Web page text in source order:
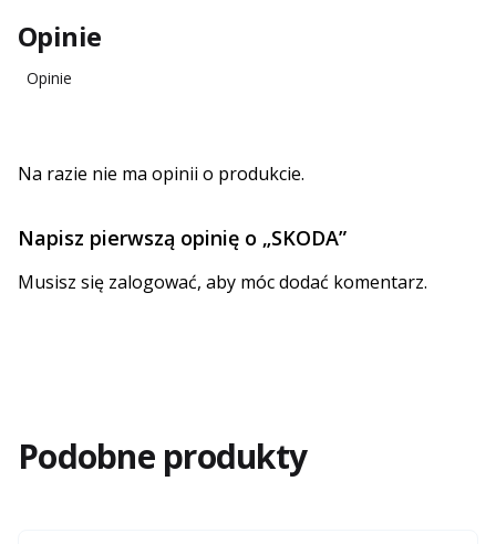
Opinie
Opinie
Na razie nie ma opinii o produkcie.
Napisz pierwszą opinię o „SKODA”
Musisz się zalogować, aby móc dodać komentarz.
Podobne produkty